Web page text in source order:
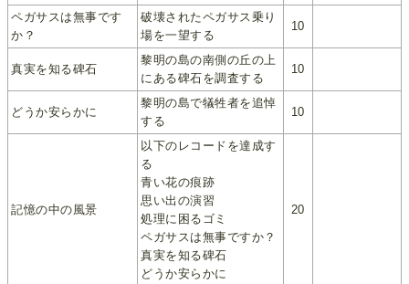
ペガサスは無事です
か？
破壊されたペガサス乗り
場を一望する
10
真実を知る碑石
黎明の島の南側の丘の上
にある碑石を調査する
10
どうか安らかに
黎明の島で犠牲者を追悼
する
10
記憶の中の風景
以下のレコードを達成す
る
青い花の痕跡
思い出の演習
処理に困るゴミ
ペガサスは無事ですか？
真実を知る碑石
どうか安らかに
20